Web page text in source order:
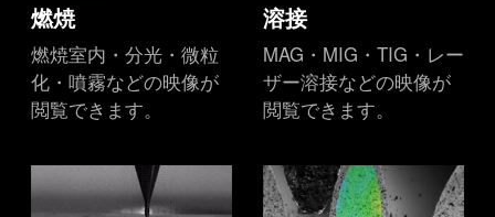
燃焼
燃焼室内・分光・微粒
化・噴霧などの映像が
閲覧できます。
溶接
MAG・MIG・TIG・レー
ザー溶接などの映像が
閲覧できます。